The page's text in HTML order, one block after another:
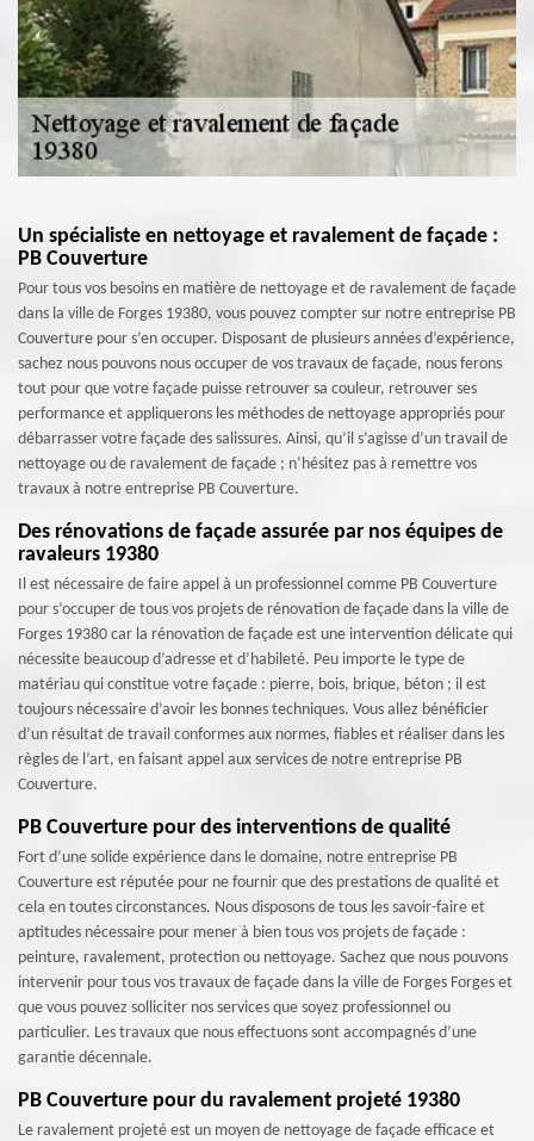
Un spécialiste en nettoyage et ravalement de façade :
PB Couverture
Pour tous vos besoins en matière de nettoyage et de ravalement de façade
dans la ville de Forges 19380, vous pouvez compter sur notre entreprise PB
Couverture pour s’en occuper. Disposant de plusieurs années d’expérience,
sachez nous pouvons nous occuper de vos travaux de façade, nous ferons
tout pour que votre façade puisse retrouver sa couleur, retrouver ses
performance et appliquerons les méthodes de nettoyage appropriés pour
débarrasser votre façade des salissures. Ainsi, qu’il s’agisse d’un travail de
nettoyage ou de ravalement de façade ; n’hésitez pas à remettre vos
travaux à notre entreprise PB Couverture.
Des rénovations de façade assurée par nos équipes de
ravaleurs 19380
Il est nécessaire de faire appel à un professionnel comme PB Couverture
pour s’occuper de tous vos projets de rénovation de façade dans la ville de
Forges 19380 car la rénovation de façade est une intervention délicate qui
nécessite beaucoup d’adresse et d’habileté. Peu importe le type de
matériau qui constitue votre façade : pierre, bois, brique, béton ; il est
toujours nécessaire d’avoir les bonnes techniques. Vous allez bénéficier
d’un résultat de travail conformes aux normes, fiables et réaliser dans les
règles de l’art, en faisant appel aux services de notre entreprise PB
Couverture.
PB Couverture pour des interventions de qualité
Fort d’une solide expérience dans le domaine, notre entreprise PB
Couverture est réputée pour ne fournir que des prestations de qualité et
cela en toutes circonstances. Nous disposons de tous les savoir-faire et
aptitudes nécessaire pour mener à bien tous vos projets de façade :
peinture, ravalement, protection ou nettoyage. Sachez que nous pouvons
intervenir pour tous vos travaux de façade dans la ville de Forges Forges et
que vous pouvez solliciter nos services que soyez professionnel ou
particulier. Les travaux que nous effectuons sont accompagnés d’une
garantie décennale.
PB Couverture pour du ravalement projeté 19380
Le ravalement projeté est un moyen de nettoyage de façade efficace et